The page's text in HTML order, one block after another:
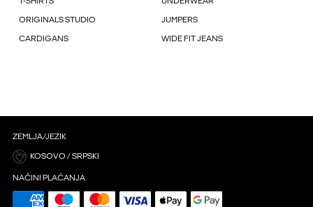
ORIGINALS STUDIO JUMPERS
CARDIGANS WIDE FIT JEANS
ZEMLJA/JEZIK
KOSOVO / SRPSKI
NAČINI PLAĆANJA